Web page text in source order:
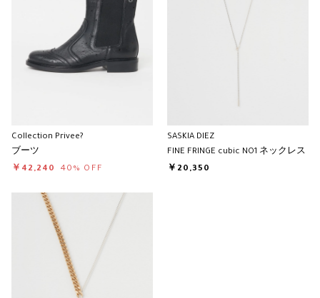
Collection Privee?
ブーツ
￥42,240
40% OFF
SASKIA DIEZ
FINE FRINGE cubic NO1 ネックレス
￥20,350